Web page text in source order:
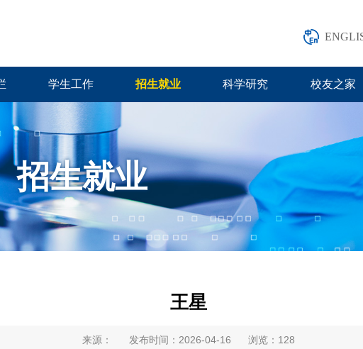
学生工作 招生就业 科学研究 校友之家
招生就业
王星
来源： 发布时间：2026-04-16 浏览： 128